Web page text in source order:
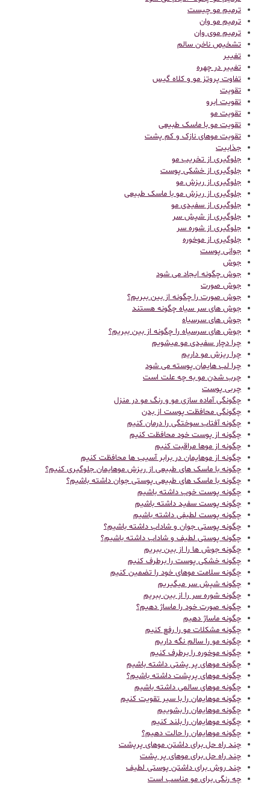
ترمیم مو چیست
ترمیم مو وان
ترمیم موی وان
تشخیص ناخن سالم
تغییر
تغییر در چهره
تفاوت پروتز مو و کلاه گیس
تقویت
تقویت ابرو
تقویت مو
تقویت مو با ماسک طبیعی
تقویت موهای نازک و کم پشت
جذابیت
جلوگیری از تخریب مو
جلوگیری از خشکی پوست
جلوگیری از ریزش مو
جلوگیری از ریزش مو با ماسک طبیعی
جلوگیری از سفیدی مو
جلوگیری از شپش سر
جلوگیری از شوره سر
جلوگیری از موخوره
جوانی پوست
جوش
جوش چگونه ایجاد می شود
جوش صورت
جوش صورت را چگونه از بین ببریم؟
جوش های سر سیاه چگونه هستند
جوش های سرسیاه
جوش های سرسیاه را چگونه از بین ببریم؟
چرا دچار سفیدی مو میشویم
چرا ریزش مو داریم
چرا لب هایمان پوسته می شود
چرب شدن مو به چه علت است
چربی پوست
چگونگی آماده سازی مو و رنگ مو در منزل
چگونگی محافظت پوست از بدن
چگونه آفتاب سوختگی را درمان کنیم
چگونه از پوست خود محافظت کنیم
چگونه از موها مراقبت کنیم
چگونه از موهایمان در برابر آسیب ها محافظت کنیم
چگونه با ماسک های طبیعی از ریزش موهایمان جلوگیری کنیم؟
چگونه با ماسک های طبیعی پوستی جوان داشته باشیم؟
چگونه پوست خوب داشته باشیم
چگونه پوست سفید داشته باشیم
چگونه پوست لطیفی داشته باشیم
چگونه پوستی جوان و شاداب داشته باشیم؟
چگونه پوستی لطیف و شاداب داشته باشیم؟
چگونه جوش ها را از بین ببریم
چگونه خشکی پوست را برطرف کنیم
چگونه سلامت موهای خود را تضمین کنیم
چگونه شپش سر میگیریم
چگونه شوره سر را از بین ببریم
چگونه صورت خود را ماساژ دهیم؟
چگونه ماساژ دهیم
چگونه مشکلات مو را رفع کنیم
چگونه مو را سالم نگه داریم
چگونه موخوره را برطرف کنیم
چگونه موهای پر پشتی داشته باشیم
چگونه موهای پرپشت داشته باشیم؟
چگونه موهای سالمی داشته باشیم
چگونه موهایمان را با سیر تقویت کنیم
چگونه موهایمان را بشوییم
چگونه موهایمان را بلند کنیم
چگونه موهایمان را حالت دهیم؟
چند راه حل برای داشتن موهای پرپشت
چند راه حل برای موهای پر پشت
چند روش برای داشتن پوستی لطیف
چه رنگی برای مو مناسب است